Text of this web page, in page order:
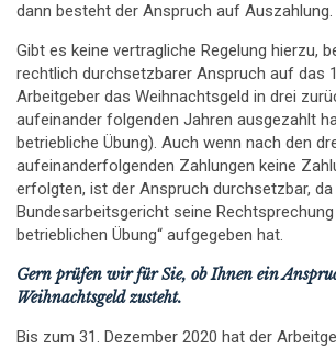
dann besteht der Anspruch auf Auszahlung.
Gibt es keine vertragliche Regelung hierzu,
rechtlich durchsetzbarer Anspruch auf das
Arbeitgeber das Weihnachtsgeld in drei
aufeinander folgenden Jahren ausgezahlt
betriebliche Übung). Auch wenn nach den
aufeinanderfolgenden Zahlungen keine
erfolgten, ist der Anspruch durchsetzbar, da
Bundesarbeitsgericht seine Rechtsprechung
betrieblichen Übung“ aufgegeben hat.
Gern prüfen wir für Sie, ob Ihnen ein
Weihnachtsgeld zusteht.
Bis zum 31. Dezember 2020 hat der